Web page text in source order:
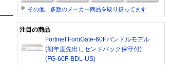
その他、多数のメーカー商品を取り扱ってます
注目の商品
Fortinet FortiGate-60Fバンドルモデル
(初年度先出しセンドバック保守付)
(FG-60F-BDL-US)